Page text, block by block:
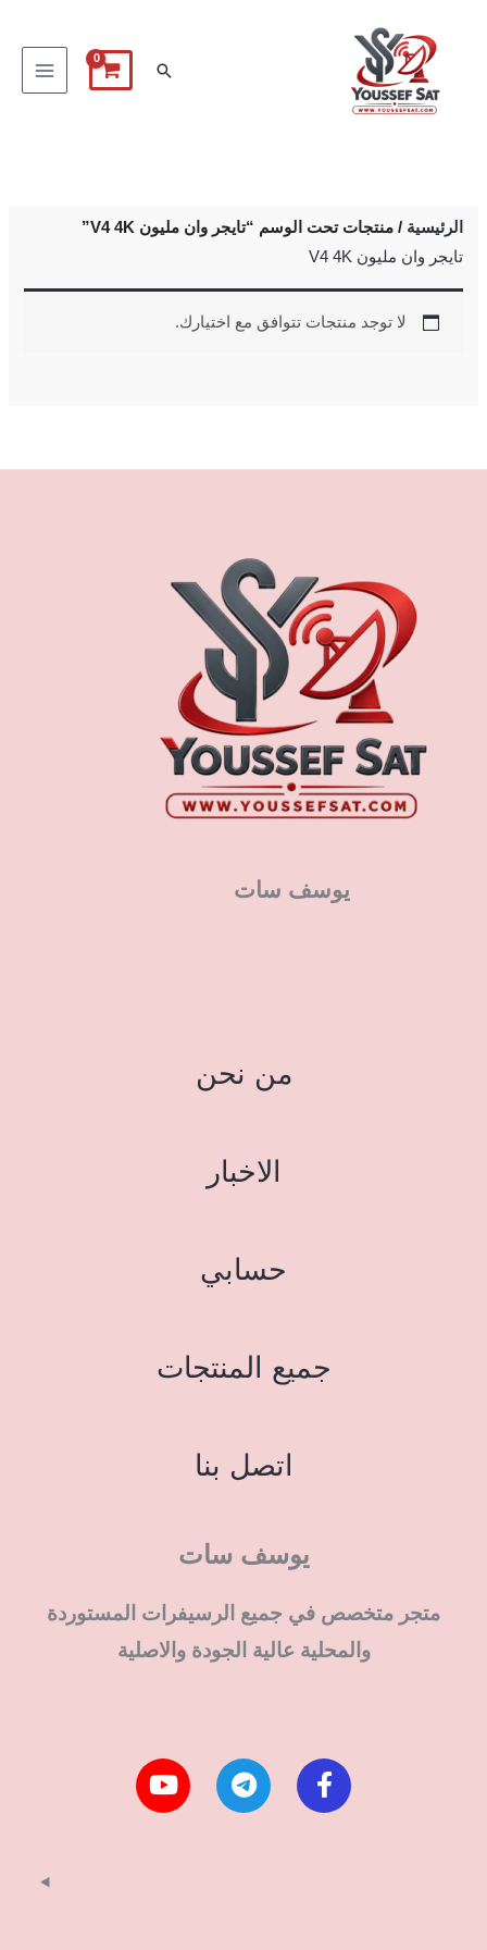
البحث
الرئيسية / منتجات تحت الوسم “تايجر وان مليون V4 4K”
تايجر وان مليون V4 4K
لا توجد منتجات تتوافق مع اختيارك.
يوسف سات
من نحن
الاخبار
حسابي
جميع المنتجات
اتصل بنا
يوسف سات
متجر متخصص في جميع الرسيفرات المستوردة
والمحلية عالية الجودة والاصلية